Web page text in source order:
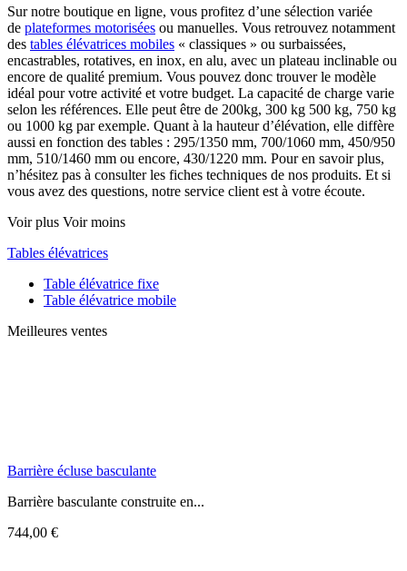
Sur notre boutique en ligne, vous profitez d’une sélection variée
de plateformes motorisées ou manuelles. Vous retrouvez notamment
des tables élévatrices mobiles « classiques » ou surbaissées,
encastrables, rotatives, en inox, en alu, avec un plateau inclinable ou
encore de qualité premium. Vous pouvez donc trouver le modèle
idéal pour votre activité et votre budget. La capacité de charge varie
selon les références. Elle peut être de 200kg, 300 kg 500 kg, 750 kg
ou 1000 kg par exemple. Quant à la hauteur d’élévation, elle diffère
aussi en fonction des tables : 295/1350 mm, 700/1060 mm, 450/950
mm, 510/1460 mm ou encore, 430/1220 mm. Pour en savoir plus,
n’hésitez pas à consulter les fiches techniques de nos produits. Et si
vous avez des questions, notre service client est à votre écoute.
Voir plus Voir moins
Tables élévatrices
Table élévatrice fixe
Table élévatrice mobile
Meilleures ventes
Barrière écluse basculante
Barrière basculante construite en...
744,00 €